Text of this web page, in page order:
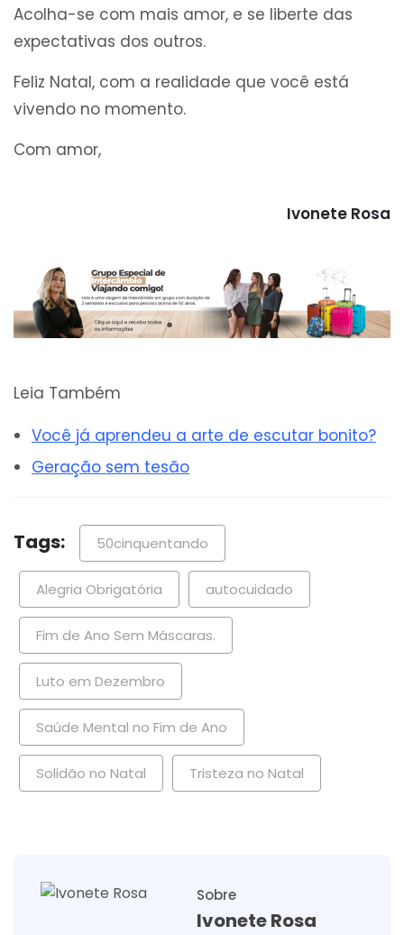
Acolha-se com mais amor, e se liberte das
expectativas dos outros.
Feliz Natal, com a realidade que você está
vivendo no momento.
Com amor,
Ivonete Rosa
Leia Também
Você já aprendeu a arte de escutar bonito?
Geração sem tesão
Tags: 50cinquentando
Alegria Obrigatória autocuidado
Fim de Ano Sem Máscaras.
Luto em Dezembro
Saúde Mental no Fim de Ano
Solidão no Natal Tristeza no Natal
Sobre
Ivonete Rosa